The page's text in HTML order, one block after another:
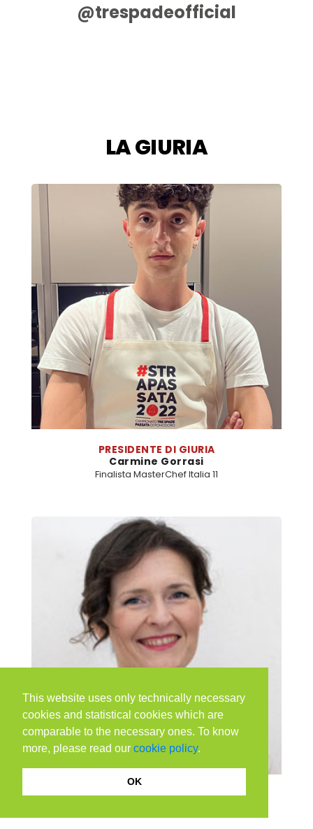
This website uses only technically necessary
cookies and statistical cookies which are
comparable to the necessary ones. To know
more, please read our cookie policy.
OK
@trespadeofficial
LA GIURIA
PRESIDENTE DI GIURIA
Carmine Gorrasi
Finalista MasterChef Italia 11
Fernanda Nicotra